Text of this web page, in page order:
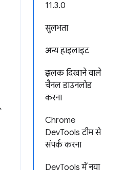
11.3.0
सुलभता
अन्य हाइलाइट
झलक दिखाने वाले
चैनल डाउनलोड
करना
Chrome
DevTools टीम से
संपर्क करना
DevTools में नया